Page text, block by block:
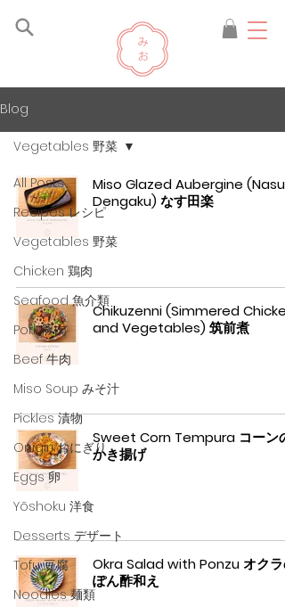
Blog
All Posts
Recipes レシピ
Vegetables 野菜
Chicken 鶏肉
Seafood 魚介類
Pork 豚肉
Beef 牛肉
Miso Soup みそ汁
Pickles 漬物
Onigiri おにぎり
Eggs 卵
Yōshoku 洋食
Desserts デザート
Tofu 豆腐
Noodles 麺類
Vegetables 野菜
Miso Glazed Aubergine (Nasu
Dengaku) なす田楽
Chikuzenni (Simmered Chicken
and Vegetables) 筑前煮
Sweet Corn Tempura コーンの
かき揚げ
Okra Salad with Ponzu オクラ
ぽん酢和え